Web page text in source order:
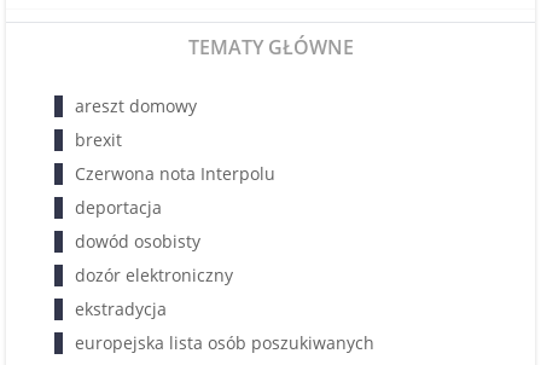
TEMATY GŁÓWNE
areszt domowy
brexit
Czerwona nota Interpolu
deportacja
dowód osobisty
dozór elektroniczny
ekstradycja
europejska lista osób poszukiwanych